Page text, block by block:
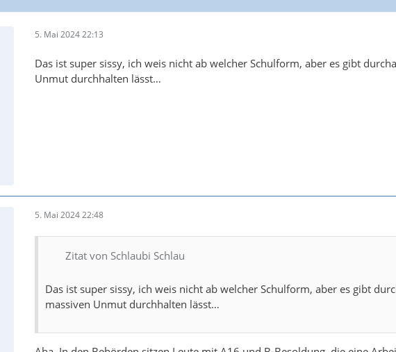
5. Mai 2024 22:13
Das ist super sissy, ich weis nicht ab welcher Schulform, aber es gibt
Unmut durchhalten lässt…
5. Mai 2024 22:48
Zitat von Schlaubi Schlau
Das ist super sissy, ich weis nicht ab welcher Schulform, aber es gibt
massiven Unmut durchhalten lässt…